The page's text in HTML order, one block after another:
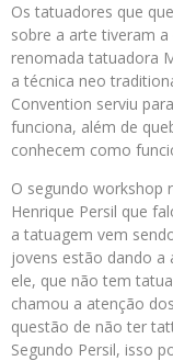
Os tatuadores que
sobre a arte tiveram
renomada tatuadora
a técnica neo
Convention serviu
funciona, além de
conhecem como
O segundo workshop
Henrique Persil que
a tatuagem vem
jovens estão dando
ele, que não tem
chamou a atenção
questão de não ter
Segundo Persil, isso